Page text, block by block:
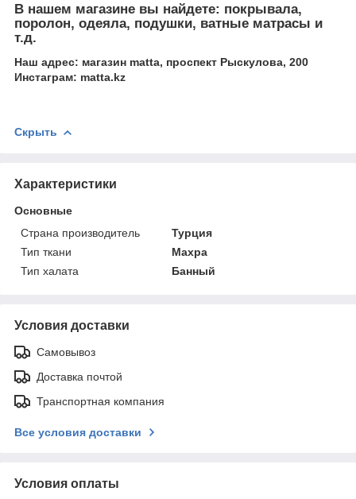
В нашем магазине вы найдете: покрывала,
поролон, одеяла, подушки, ватные матрасы и
т.д.
Наш адрес: магазин matta, проспект Рыскулова, 200
Инстаграм: matta.kz
Скрыть
Характеристики
Основные
Страна производитель
Турция
Тип ткани
Махра
Тип халата
Банный
Условия доставки
Самовывоз
Доставка почтой
Транспортная компания
Все условия доставки
Условия оплаты